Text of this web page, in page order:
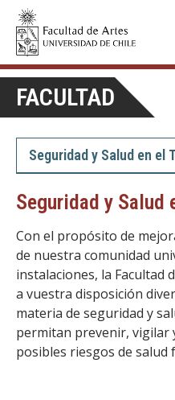
CREACIÓNE
FACULTAD
Seguridad y Salud en el
Seguridad y Salud
Con el propósito de
de nuestra comunidad
instalaciones, la Facultad
a vuestra disposición
materia de seguridad y
permitan prevenir, vigilar
posibles riesgos de salud